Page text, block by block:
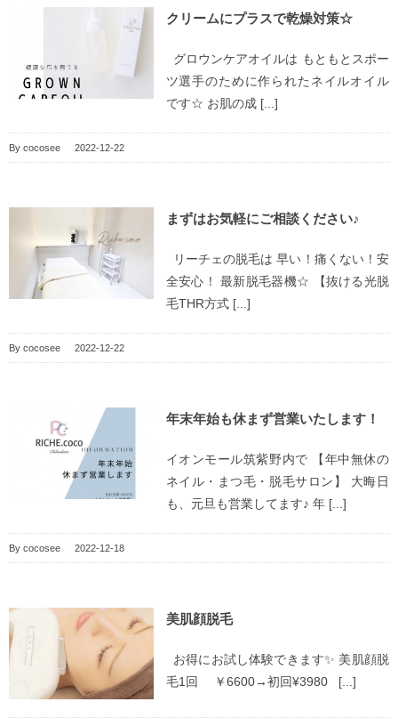
クリームにプラスで乾燥対策☆
グロウンケアオイルは もともとスポー
ツ選手のために作られたネイルオイル
です☆ お肌の成 [...]
By cocosee 2022-12-22
まずはお気軽にご相談ください♪
リーチェの脱毛は 早い！痛くない！安
全安心！ 最新脱毛器機☆ 【抜ける光脱
毛THR方式 [...]
By cocosee 2022-12-22
年末年始も休まず営業いたします！
イオンモール筑紫野内で 【年中無休の
ネイル・まつ毛・脱毛サロン】 大晦日
も、元旦も営業してます♪ 年 [...]
By cocosee 2022-12-18
美肌顔脱毛
お得にお試し体験できます✨ 美肌顔脱
毛1回 ￥6600→初回¥3980 [...]